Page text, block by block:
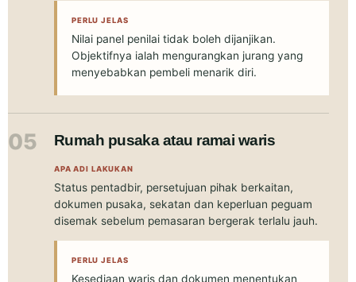
PERLU JELAS
Nilai panel penilai tidak boleh dijanjikan.
Objektifnya ialah mengurangkan jurang yang
menyebabkan pembeli menarik diri.
05 Rumah pusaka atau ramai waris
APA ADI LAKUKAN
Status pentadbir, persetujuan pihak berkaitan,
dokumen pusaka, sekatan dan keperluan peguam
disemak sebelum pemasaran bergerak terlalu jauh.
PERLU JELAS
Kesediaan waris dan dokumen menentukan